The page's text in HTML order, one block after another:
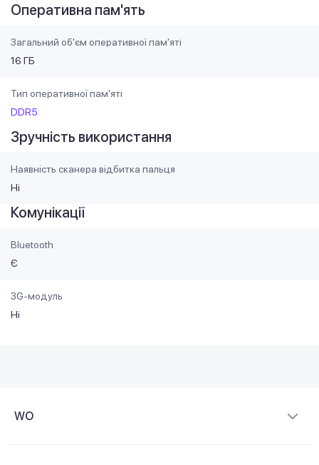
Оперативна пам'ять
Загальний об'єм оперативної пам'яті
16 ГБ
Тип оперативної пам'яті
DDR5
Зручність використання
Наявність сканера відбитка пальця
Ні
Комунікації
Bluetooth
Є
3G-модуль
Ні
WO